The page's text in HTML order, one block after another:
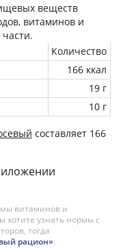
веществ
витаминов и
Количество
166 ккал
19 г
10 г
составляет 166
витаминов и
хотите узнать нормы с
тогда
рацион».